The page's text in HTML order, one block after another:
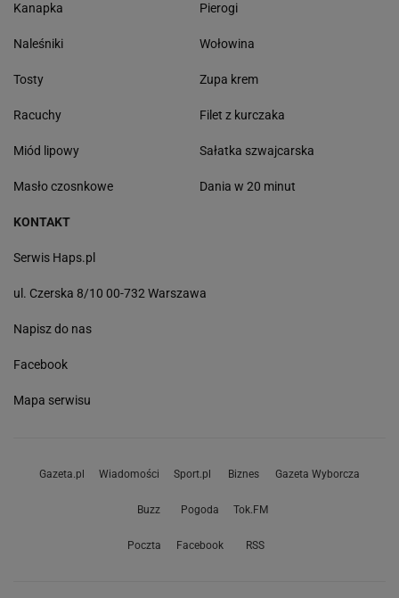
Kanapka
Naleśniki
Tosty
Racuchy
Miód lipowy
Masło czosnkowe
Pierogi
Wołowina
Zupa krem
Filet z kurczaka
Sałatka szwajcarska
Dania w 20 minut
KONTAKT
Serwis Haps.pl
ul. Czerska 8/10 00-732 Warszawa
Napisz do nas
Facebook
Mapa serwisu
Gazeta.pl Wiadomości Sport.pl Biznes Gazeta Wyborcza
Buzz Pogoda Tok.FM
Poczta Facebook RSS